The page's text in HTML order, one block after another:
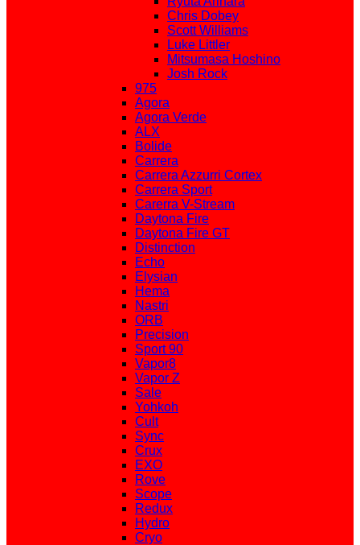
Chris Dobey
Scott Williams
Luke Littler
Mitsumasa Hoshino
Josh Rock
975
Agora
Agora Verde
ALX
Bolide
Carrera
Carrera Azzurri Cortex
Carrera Sport
Carerra V-Stream
Daytona Fire
Daytona Fire GT
Distinction
Echo
Elysian
Hema
Nastri
ORB
Precision
Sport 90
Vapor8
Vapor Z
Sale
Yohkoh
Cult
Sync
Crux
EXO
Rove
Scope
Redux
Hydro
Cryo